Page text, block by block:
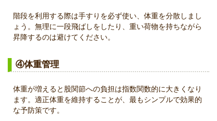
階段を利用する際は手すりを必ず使い、体重を分散しまし
ょう。無理に一段飛ばしをしたり、重い荷物を持ちながら
昇降するのは避けてください。
④体重管理
体重が増えると股関節への負担は指数関数的に大きくなり
ます。適正体重を維持することが、最もシンプルで効果的
な予防策です。